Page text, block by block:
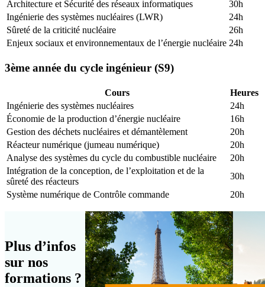
Architecture et Sécurité des réseaux informatiques
30h
Ingénierie des systèmes nucléaires (LWR)
24h
Sûreté de la criticité nucléaire
26h
Enjeux sociaux et environnementaux de l’énergie nucléaire 24h
3ème année du cycle ingénieur (S9)
Cours
Heures
Ingénierie des systèmes nucléaires
24h
Économie de la production d’énergie nucléaire
16h
Gestion des déchets nucléaires et démantèlement
20h
Réacteur numérique (jumeau numérique)
20h
Analyse des systèmes du cycle du combustible nucléaire
20h
Intégration de la conception, de l’exploitation et de la
sûreté des réacteurs
30h
Système numérique de Contrôle commande
20h
Plus d’infos
sur nos
formations ?